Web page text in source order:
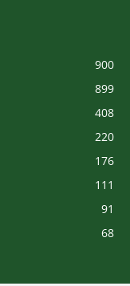
900
899
408
220
176
111
91
68